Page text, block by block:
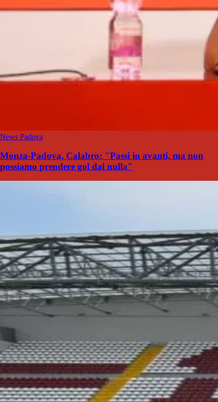
News Padova
Monza-Padova, Calabro: "Passi in avanti, ma non
possiamo prendere gol dal nulla"